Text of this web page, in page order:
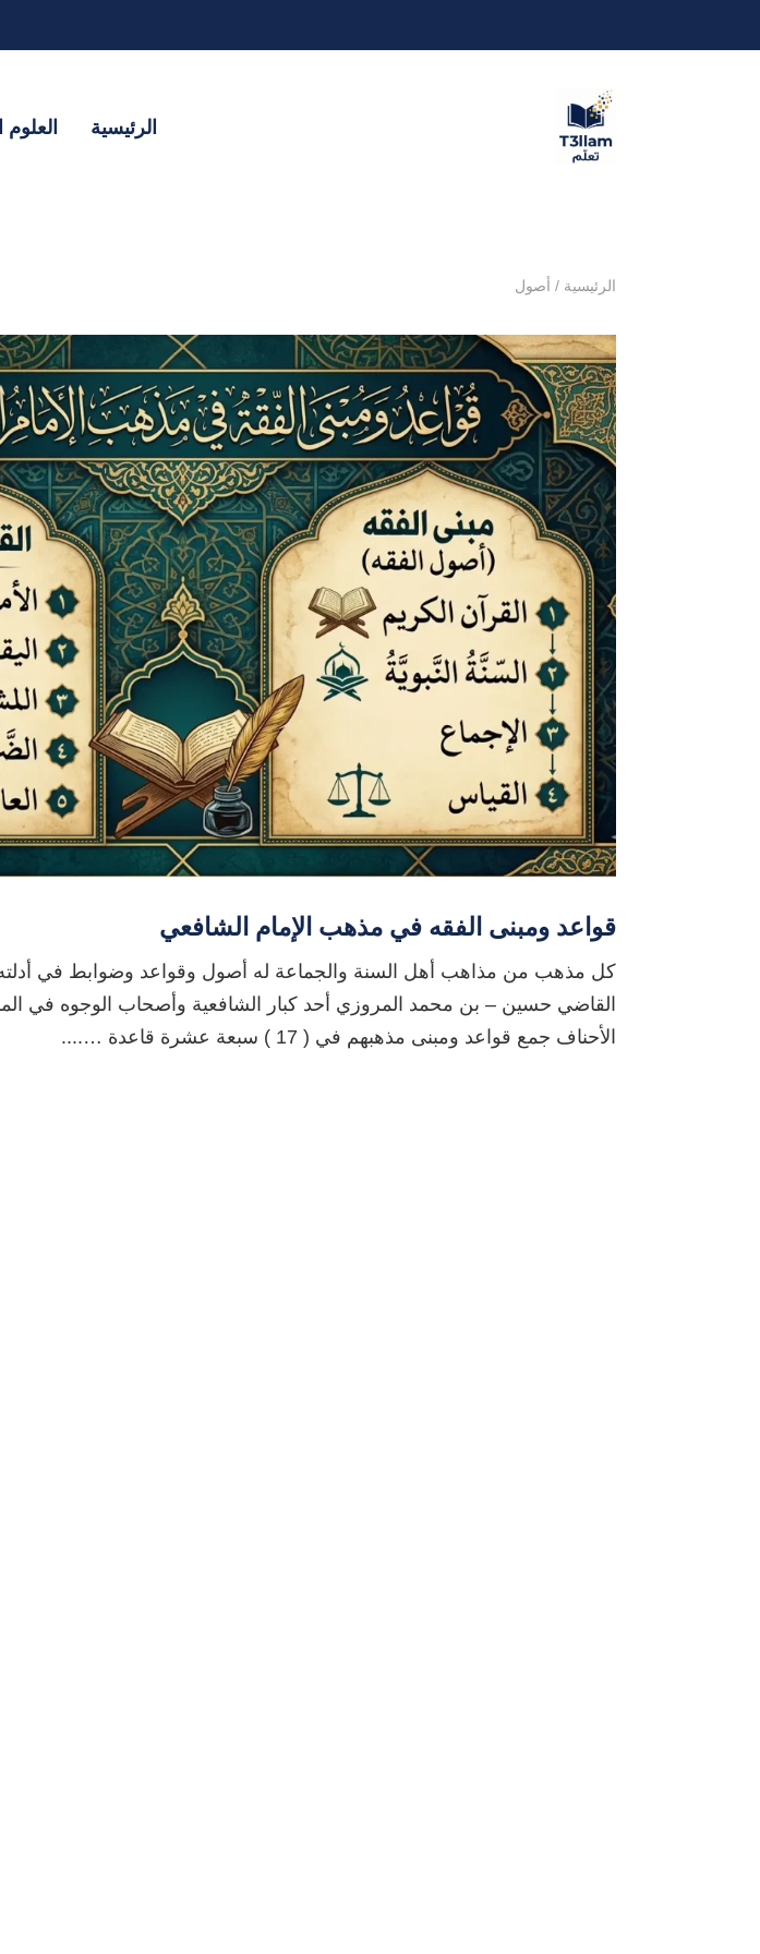
الرئيسية
الرئيسية / أصول
قواعد ومبنى الفقه في مذهب الإمام الشافعي
كل مذهب من مذاهب أهل السنة والجماعة له أصول وقواعد وضوابط في أدلته
القاضي حسين – بن محمد المروزي أحد كبار الشافعية وأصحاب الوجوه في
الأحناف جمع قواعد ومبنى مذهبهم في ( 17 ) سبعة عشرة قاعدة …....